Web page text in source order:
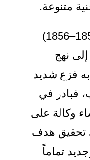
وأفضت حرب القرم (1853–1856)
شديد
في
وكالة على
هدف